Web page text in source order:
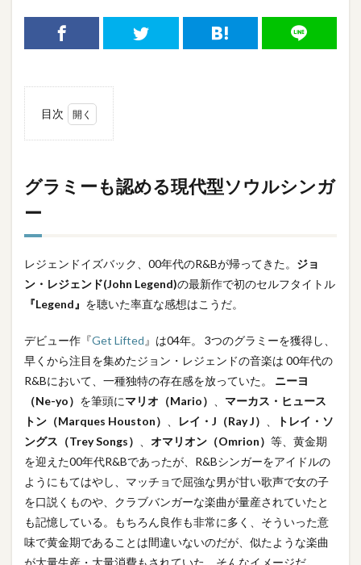
目次
ミー
も認
める
型ソ
シン
ガー
スナ
ンバ
ーか
らソ
ウ
ル、
ゴス
ペル
まで
多様
性に
満ち
た
ACT
1
グラミーも認める現代型ソウルシンガ
ー
レジェンドイズバック、00年代のR&Bが帰ってきた。 ジョ
ン・レジェンド(John Legend)の最新作で初のセルフタイトル
『Legend』 を聴いた率直な感想はこうだ。
デビュー作『Get Lifted 』は04年。 3つのグラミーを獲得し、
早くから注目を集めたジョン・レジェンドの音楽は 00年代の
R&Bにおいて、一種独特の存在感を放っていた。 ニーヨ
（Ne-yo） を筆頭にマリオ（Mario）
マーカス・ヒュース
トン（Marques Houston）
レイ・J（Ray J）
トレイ・ソ
ングス（Trey Songs）
オマリオン（Omrion） 等、黄金期
を迎えた00年代R&Bであったが、R&Bシンガーをアイドルの
ようにもてはやし、マッチョで屈強な男が甘い歌声で女の子
を口説くものや、クラブバンガーな楽曲が量産されていたと
も記憶している。もちろん良作も非常に多く、そういった意
味で黄金期であることは間違いないのだが、似たような楽曲